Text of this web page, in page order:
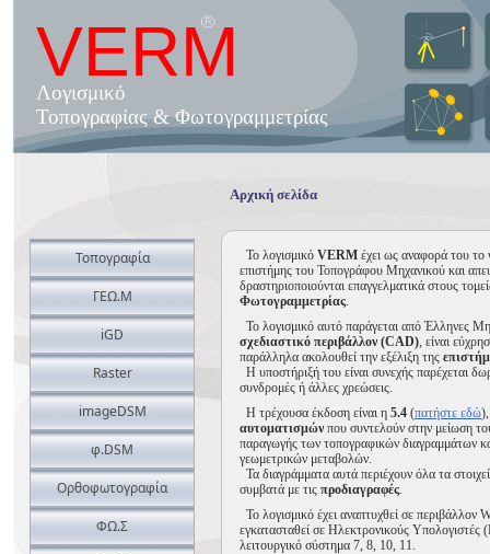
VERM
Λογισμικό
Τοπογραφίας & Φωτογραμμετρίας
Αρχική σελίδα
Το λογισμικό VERM έχει ως αναφορά του το
επιστήμης του Τοπογράφου Μηχανικού και
δραστηριοποιούνται επαγγελματικά στους
Φωτογραμμετρίας.
Το λογισμικό αυτό παράγεται από Έλληνες
σχεδιαστικό περιβάλλον (CAD), είναι
παράλληλα ακολουθεί την εξέλιξη της
Η υποστήριξή του είναι συνεχής παρέχεται
συνδρομές ή άλλες χρεώσεις.
Η τρέχουσα έκδοση είναι η 5.4 (πατήστε εδώ),
αυτοματισμώνπου συντελούν στην μείωση
παραγωγής των τοπογραφικών διαγραμμάτων
γεωμετρικών μεταβολών.
Τα διαγράμματα αυτά περιέχουν όλα τα
συμβατά με τις προδιαγραφές.
Το λογισμικό έχει αναπτυχθεί σε περιβάλλον
εγκατασταθεί σε Ηλεκτρονικούς
λειτουργικό σύστημα 7, 8, 10, 11.
Τοπογραφία
ΓΕΩ.Μ
iGD
Raster
imageDSM
φ.DSM
Ορθοφωτογραφία
ΦΩ.Σ